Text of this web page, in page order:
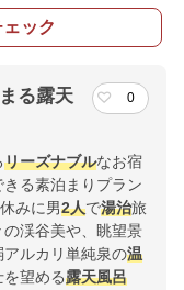
ック
る露天
0
リーズナブルなお宿
きる素泊まりプラン
休みに男2人で湯治旅
渓谷美や、眺望景
ルカリ単純泉の温
望める露天風呂